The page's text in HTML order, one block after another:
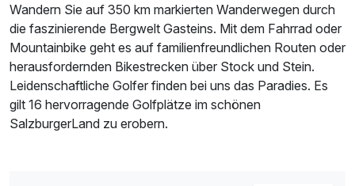
Wandern Sie auf 350 km markierten Wanderwegen durch
die faszinierende Bergwelt Gasteins. Mit dem Fahrrad oder
Mountainbike geht es auf familienfreundlichen Routen oder
herausfordernden Bikestrecken über Stock und Stein.
Leidenschaftliche Golfer finden bei uns das Paradies. Es
gilt 16 hervorragende Golfplätze im schönen
SalzburgerLand zu erobern.